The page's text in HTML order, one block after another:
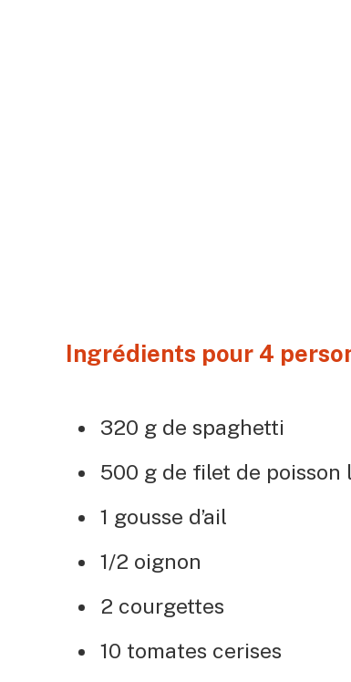
Ingrédients pour 4
320 g de spaghetti
500 g de filet de poisson
1 gousse d’ail
1/2 oignon
2 courgettes
10 tomates cerises